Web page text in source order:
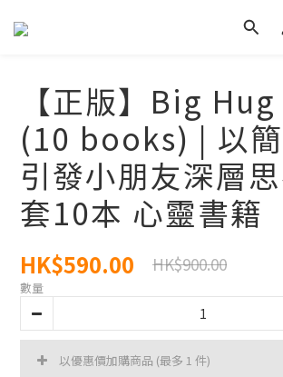
【正版】Big
(10 books) | 以
引發小朋友深層
套10本 心靈書籍
HK$590.00 HK$900.00
數量
以優惠價加購商品 (最多 1 件)